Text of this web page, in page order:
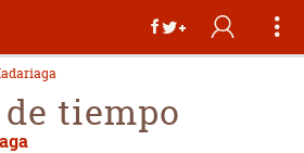
tiempo